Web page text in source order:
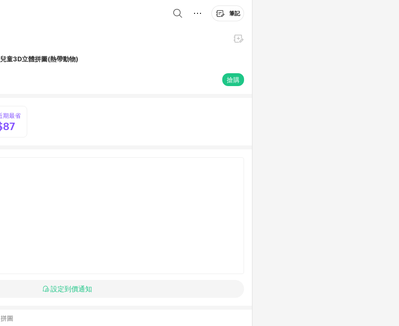
筆記
童3D立體拼圖(熱帶動物)
搶購
期最省
設定到價通知
拼圖